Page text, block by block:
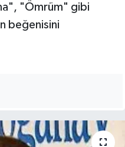
"Ömrüm" gibi
beğenisini